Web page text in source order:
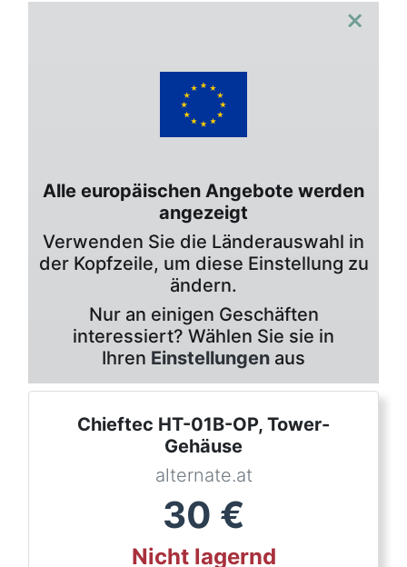
×
Alle europäischen Angebote werden
angezeigt
Verwenden Sie die Länderauswahl in
der Kopfzeile, um diese Einstellung zu
ändern.
Nur an einigen Geschäften
interessiert? Wählen Sie sie in
Ihren Einstellungen aus
Chieftec HT-01B-OP, Tower-
Gehäuse
alternate.at
30 €
Nicht lagernd